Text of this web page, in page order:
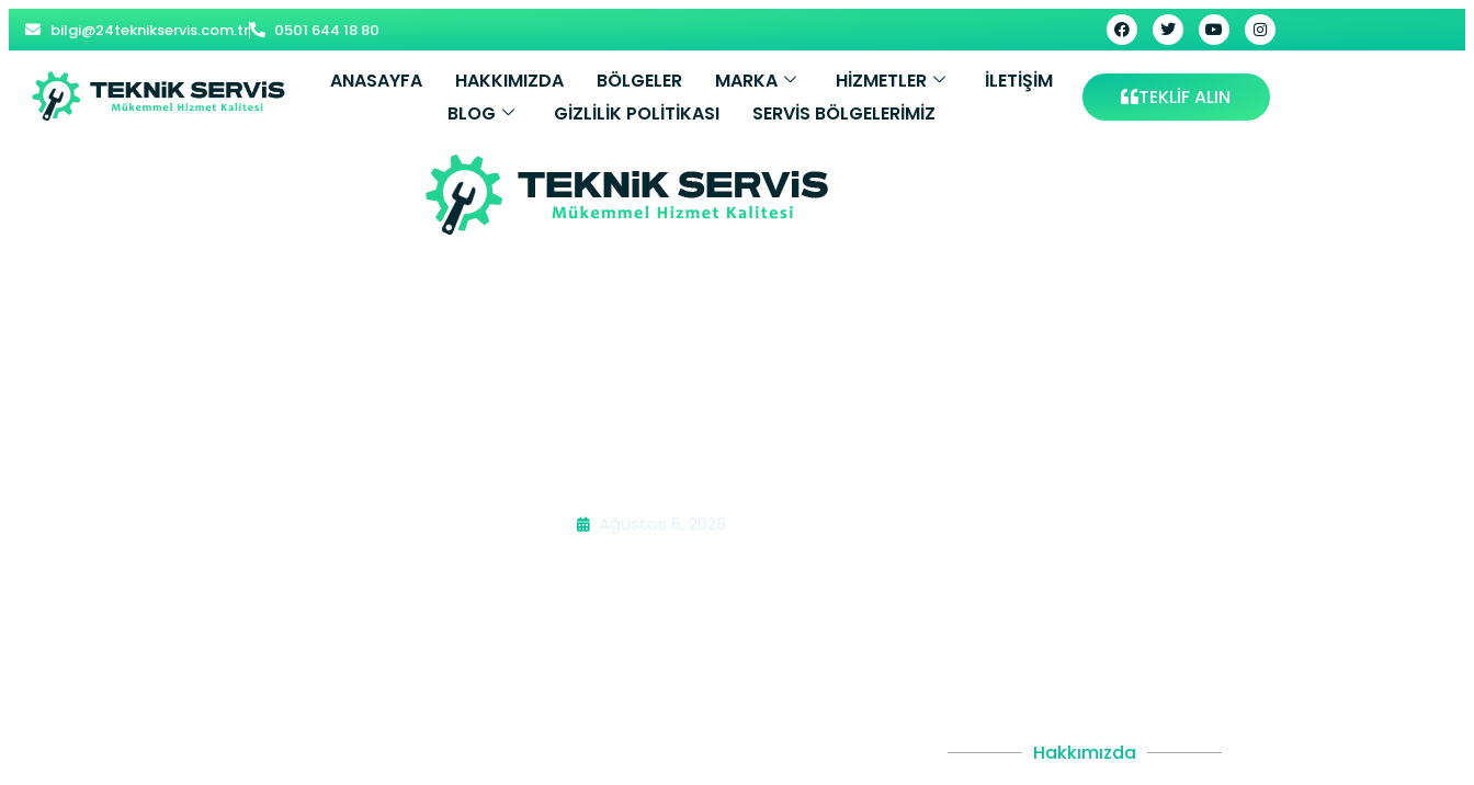
bilgi@24teknikservis.com.tr 0501 644 18 80
ANASAYFA HAKKIMIZDA BÖLGELER MARKA HİZMETLER
İLETIŞIM
BLOG
GIZLILIK POLITIKASI SERVIS BÖLGELERIMIZ
TEKLİF ALIN
Ağustos 6, 2026
Hakkımızda